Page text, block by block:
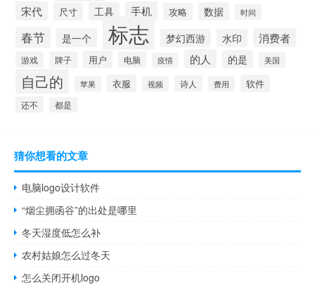
宋代 尺寸 工具 手机 攻略 数据 时间
春节 是一个 标志 梦幻西游 水印 消费者
游戏 牌子 用户 电脑 疫情 的人 的是 美国
自己的 苹果 衣服 视频 诗人 费用 软件
还不 都是
猜你想看的文章
电脑logo设计软件
“烟尘拥函谷”的出处是哪里
冬天湿度低怎么补
农村姑娘怎么过冬天
怎么关闭开机logo